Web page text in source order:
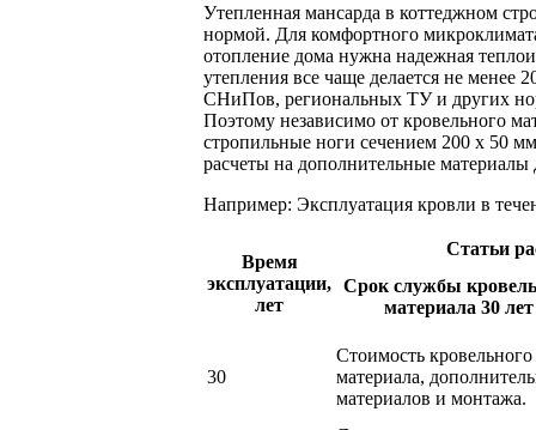
Утепленная мансарда в коттеджном
нормой. Для комфортного
отопление дома нужна надежная
утепления все чаще делается не менее
СНиПов, региональных ТУ и других
Поэтому независимо от кровельного
стропильные ноги сечением 200 х 50
расчеты на дополнительные материалы
Например: Эксплуатация кровли в
Время
эксплуатации,
лет
Статьи
Срок службы
материала 30 лет
30
Стоимость кровельного
материала,
материалов и монтажa.